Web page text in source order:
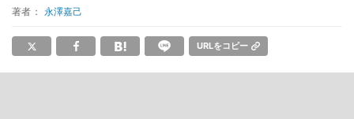
著者： 永澤嘉己
URLをコピー